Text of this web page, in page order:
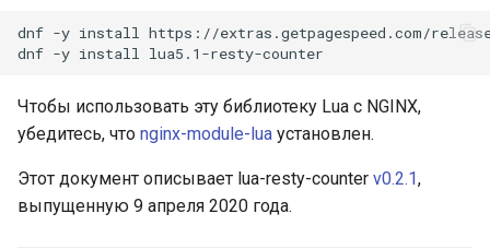
auth-pam
auth-radius
auth-totp
RHEL и CentOS
Установка на RHEL, CentOS,
Rocky Linux и AlmaLinux
dnf -y install
https://extras.getpagespeed.com/
dnf -y install
Чтобы использовать эту библиотеку Lua с NGINX,
убедитесь, что nginx-module-lua установлен.
Этот документ описывает lua-resty-counter v0.2.1,
выпущенную 9 апреля 2020 года.